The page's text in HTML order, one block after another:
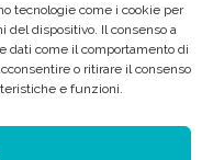
tecnologie come i cookie per
del dispositivo. Il consenso a
dati come il comportamento di
o ritirare il consenso
e funzioni.